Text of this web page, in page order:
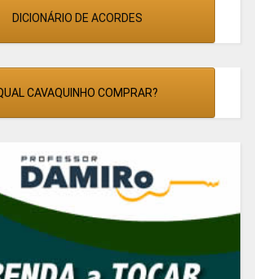
DICIONÁRIO DE ACORDES
CAVAQUINHO COMPRAR?